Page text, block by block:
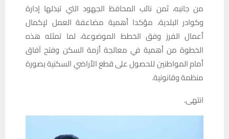
من جانبه، ثمن نائب المحافظ الجهود التي تبذلها إدارة
وكوادر البلدية، مؤكدا أهمية مضاعفة العمل لإكمال
أعمال الفرز وفق الخطط الموضوعة، لما تمثله هذه
الخطوة من أهمية في معالجة أزمة السكن وفتح آفاق
أمام المواطنين للحصول على قطع الأراضي السكنية بصورة
منظمة وقانونية.
انتهى.